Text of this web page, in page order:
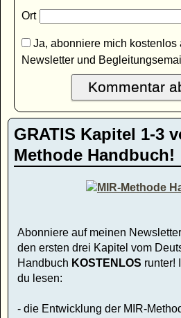
Ort
Ja, abonniere mich kostenlos
Newsletter und
GRATIS Kapitel 1-3
Methode Handbuch!
Abonniere auf meinen
den ersten drei Kapitel vom
Handbuch KOSTENLOS runter!
du lesen:
- die Entwicklung der MIR-